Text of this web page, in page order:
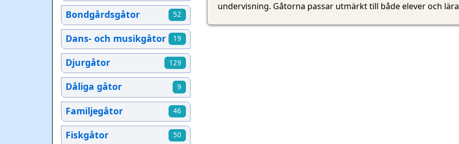
Bondgårdsgåtor 52
Dans- och musikgåtor 19
Djurgåtor 129
Dåliga gåtor 9
Familjegåtor 46
Fiskgåtor 50
undervisning. Gåtorna passar utmärkt till både elever och